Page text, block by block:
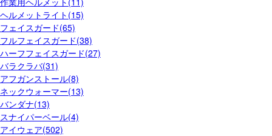
ヘルメットライト(15)
フェイスガード(65)
フルフェイスガード(38)
ハーフフェイスガード(27)
バラクラバ(31)
アフガンストール(8)
ネックウォーマー(13)
バンダナ(13)
スナイパーベール(4)
アイウェア(502)